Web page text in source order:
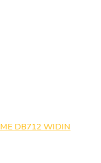
DB712 WIDIN